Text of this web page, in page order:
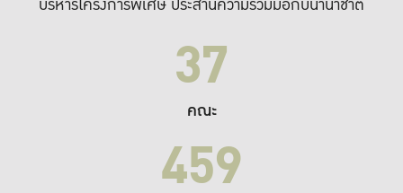
37
คณะ
459